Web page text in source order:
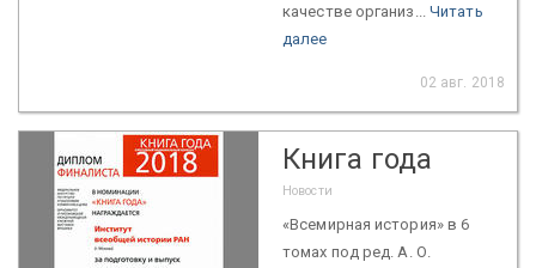
качестве организ... Читать
далее
02 авг. 2018
Книга года
Новости
«Всемирная история» в 6
томах под ред. А. О.